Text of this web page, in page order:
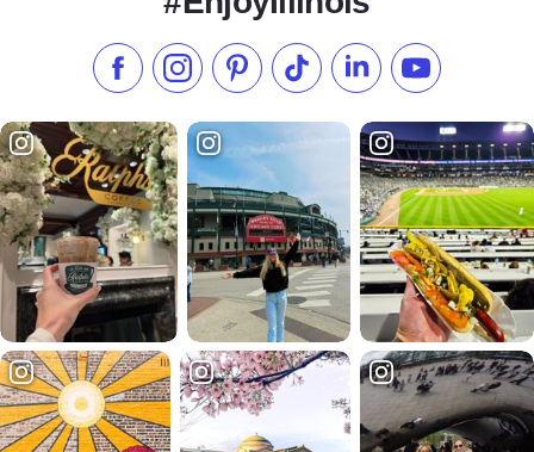
フェイスブックでいいね
インスタグラムをフォローする
ピンタレストTikTokでフォローする
LinkedInでフォロー
YouTubeで